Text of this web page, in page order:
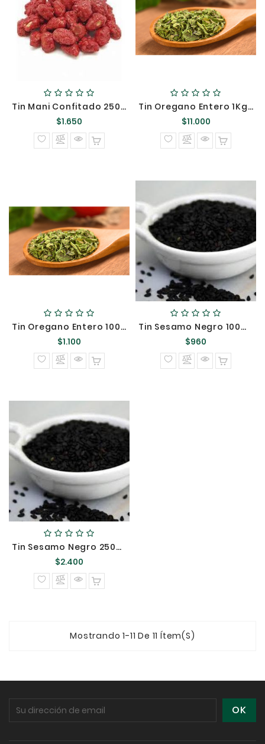
Tin Mani Confitado 250 Grs ::::
$1.650
normal
Tin Oregano Entero 1Kg ::::/
$11.000Precio
normal
Tin Oregano Entero 100GR :::::/
$1.100
normal
Tin Sesamo Negro 100GR {}
$960
normal
Tin Sesamo Negro 250GR {}
$2.400
normal
Mostrando 1-11 De 11 Ítem(s)